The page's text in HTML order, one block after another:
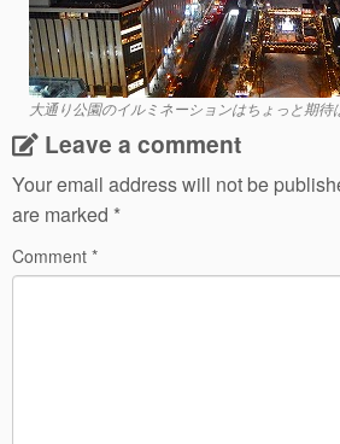
大通り公園のイルミネーションはちょっと期待
Leave a comment
Your email address will not be
are marked *
Comment *